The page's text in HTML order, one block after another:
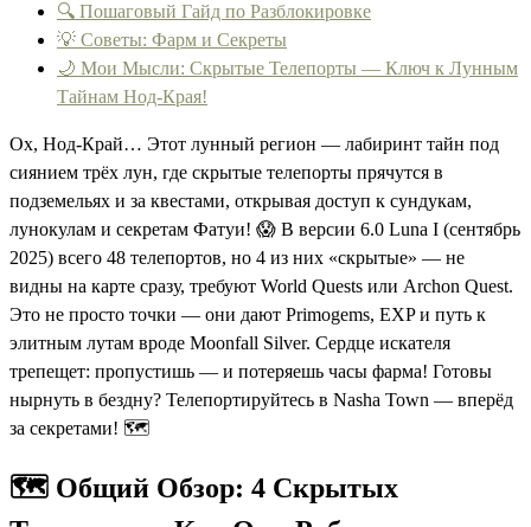
🔍 Пошаговый Гайд по Разблокировке
💡 Советы: Фарм и Секреты
🌙 Мои Мысли: Скрытые Телепорты — Ключ к Лунным
Тайнам Нод-Края!
Ох, Нод-Край… Этот лунный регион — лабиринт тайн под
сиянием трёх лун, где скрытые телепорты прячутся в
подземельях и за квестами, открывая доступ к сундукам,
лунокулам и секретам Фатуи! 😱 В версии 6.0 Luna I (сентябрь
2025) всего 48 телепортов, но 4 из них «скрытые» — не
видны на карте сразу, требуют World Quests или Archon Quest.
Это не просто точки — они дают Primogems, EXP и путь к
элитным лутам вроде Moonfall Silver. Сердце искателя
трепещет: пропустишь — и потеряешь часы фарма! Готовы
нырнуть в бездну? Телепортируйтесь в Nasha Town — вперёд
за секретами! 🗺️
🗺️ Общий Обзор: 4 Скрытых